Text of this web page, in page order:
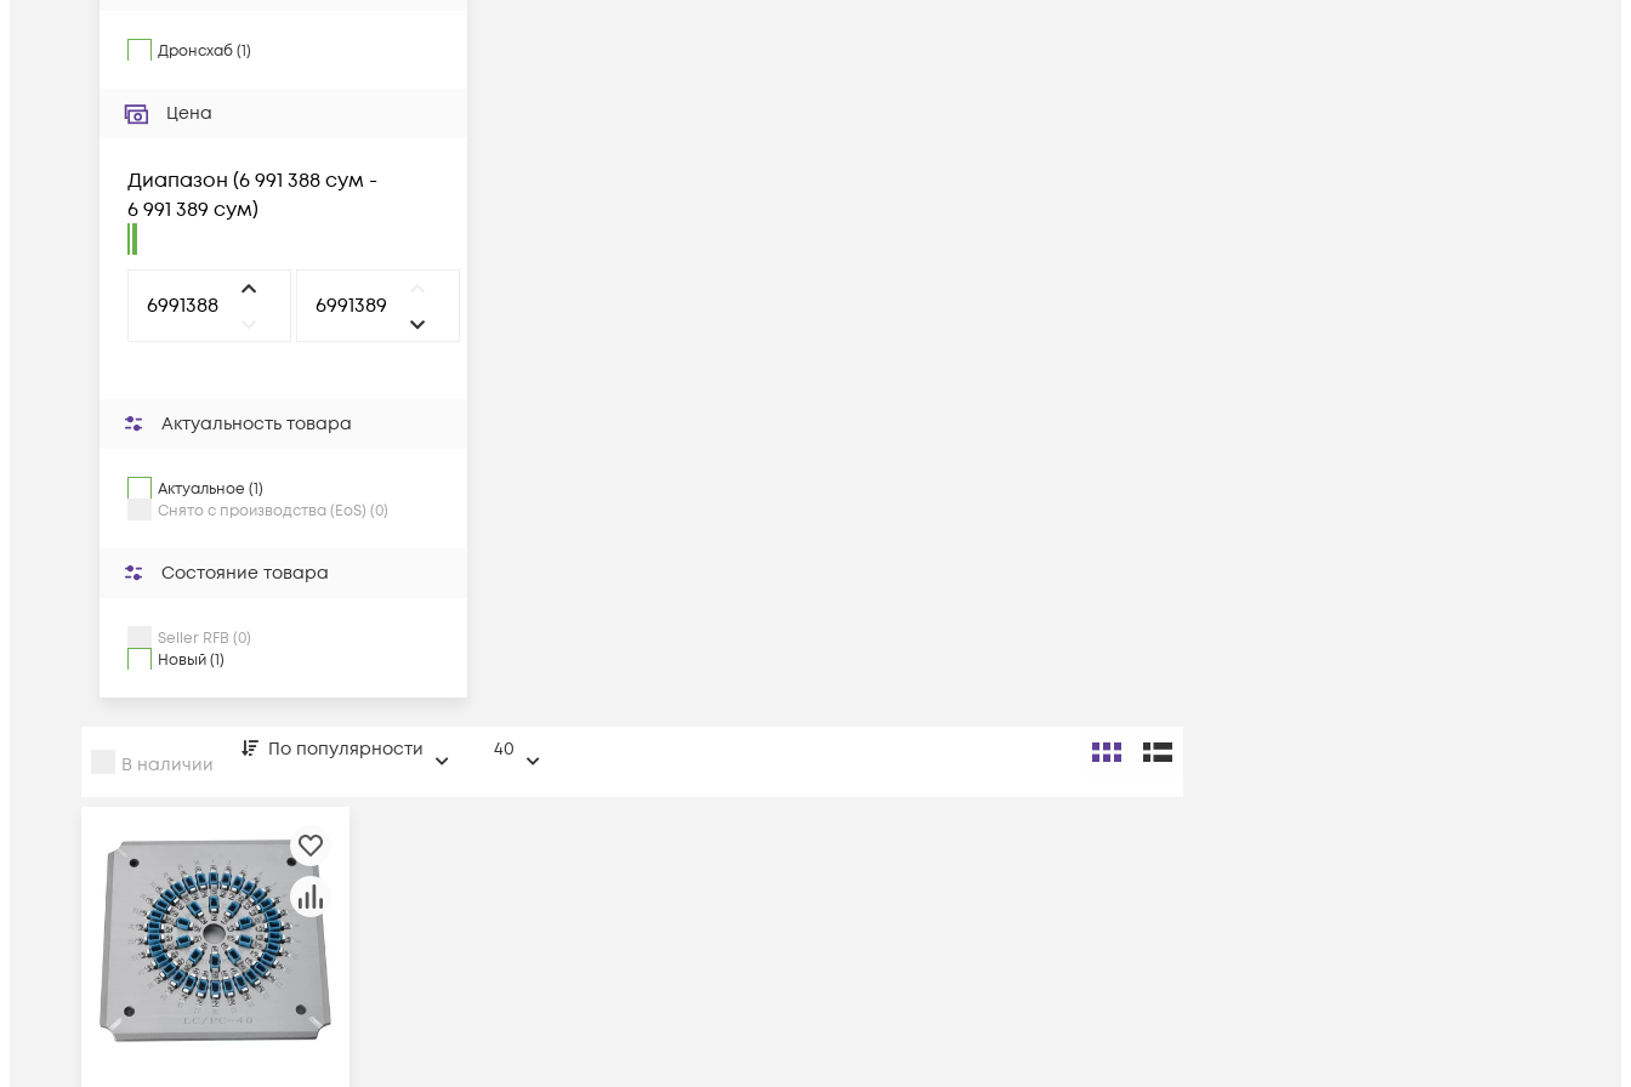
Дронсхаб(1)
Цена
Диапазон (6 991 388 сум -
6 991 389 сум)
Актуальность товара
Актуальное (1)
Снято с производства (EoS) (0)
Состояние товара
Seller RFB (0)
Новый (1)
В наличии
По популярности 40